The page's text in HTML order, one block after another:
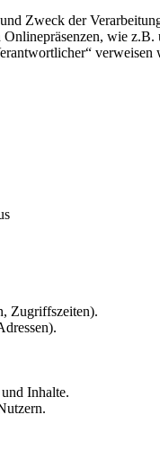
Zweck der
wie
Zugriffszeiten).
Inhalte.